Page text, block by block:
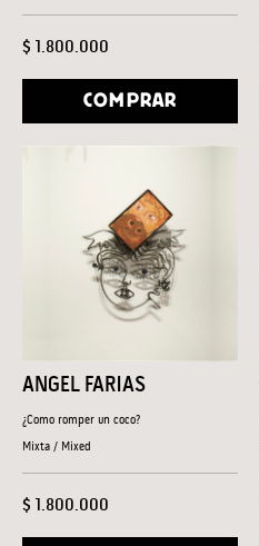
$ 1.800.000
COMPRAR
ANGEL FARIAS
¿Como romper un coco?
Mixta / Mixed
$ 1.800.000